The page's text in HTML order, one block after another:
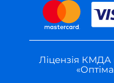
Ліцензія КМДА